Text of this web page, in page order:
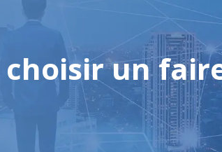
choisir un